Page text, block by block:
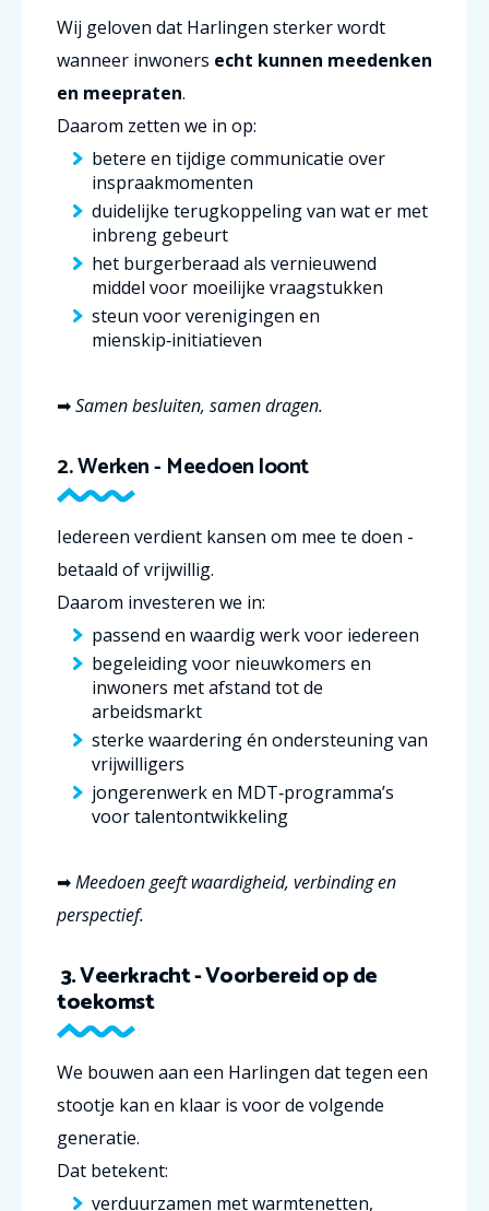
Wij geloven dat Harlingen sterker wordt
wanneer inwoners echt kunnen meedenken
en meepraten.
Daarom zetten we in op:
betere en tijdige communicatie over
inspraakmomenten
duidelijke terugkoppeling van wat er met
inbreng gebeurt
het burgerberaad als vernieuwend
middel voor moeilijke vraagstukken
steun voor verenigingen en
mienskip‑initiatieven
➡Samen besluiten, samen dragen.
2. Werken - Meedoen loont
Iedereen verdient kansen om mee te doen -
betaald of vrijwillig.
Daarom investeren we in:
passend en waardig werk voor iedereen
begeleiding voor nieuwkomers en
inwoners met afstand tot de
arbeidsmarkt
sterke waardering én ondersteuning van
vrijwilligers
jongerenwerk en MDT‑programma’s
voor talentontwikkeling
➡Meedoen geeft waardigheid, verbinding en
perspectief.
3. Veerkracht - Voorbereid op de
toekomst
We bouwen aan een Harlingen dat tegen een
stootje kan en klaar is voor de volgende
generatie.
Dat betekent:
verduurzamen met warmtenetten,